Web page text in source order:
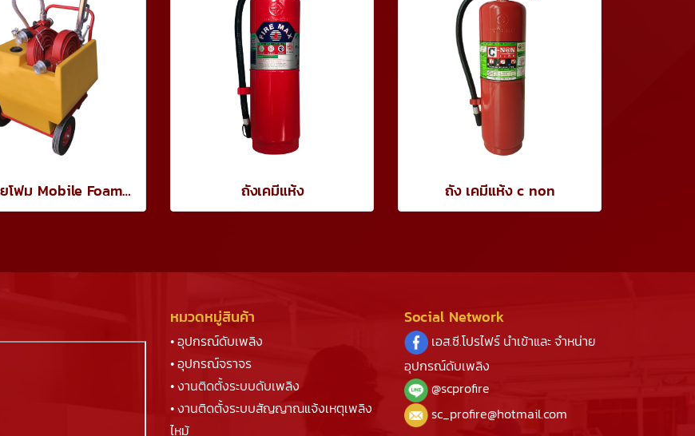
รถโมบายโฟม Mobile Foam Unit ถังเคมีแห้ง ถัง เคมีแห้ง c non
หมวดหมู่สินค้า
• อุปกรณ์ดับเพลิง
• อุปกรณ์จราจร
• งานติดตั้งระบบดับเพลิง
• งานติดตั้งระบบสัญญาณแจ้งเหตุเพลิง
ไหม้
Social Network
เอส.ซี.โปรไฟร์ นำเข้าและ จำหน่าย
อุปกรณ์ดับเพลิง
@scprofire
sc_profire@hotmail.com